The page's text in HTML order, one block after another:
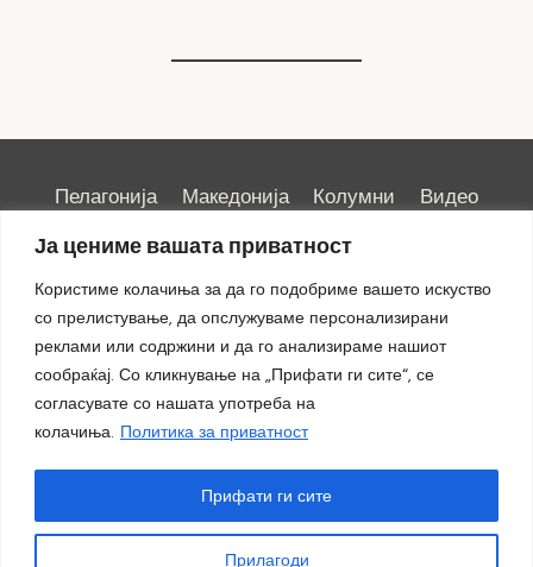
Ја цениме вашата приватност
Користиме колачиња за да го подобриме вашето искуство
со прелистување, да опслужуваме персонализирани
реклами или содржини и да го анализираме нашиот
сообраќај. Со кликнување на „Прифати ги сите“, се
согласувате со нашата употреба на
колачиња. Политика за приватност
Прилагоди
Прифати ги сите
Пелагонија Македонија Колумни
Видео
Емисии
Култура Здравје
Занимливости
Спорт
ИРИС
Импресум